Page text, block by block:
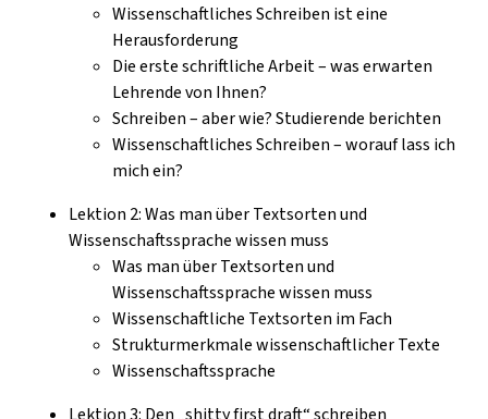
Wissenschaftliches Schreiben ist eine
Herausforderung
Die erste schriftliche Arbeit – was erwarten
Lehrende von Ihnen?
Schreiben – aber wie? Studierende berichten
Wissenschaftliches Schreiben – worauf lass ich
mich ein?
Lektion 2: Was man über Textsorten und
Wissenschaftssprache wissen muss
Was man über Textsorten und
Wissenschaftssprache wissen muss
Wissenschaftliche Textsorten im Fach
Strukturmerkmale wissenschaftlicher Texte
Wissenschaftssprache
Lektion 3: Den „shitty first draft“ schreiben